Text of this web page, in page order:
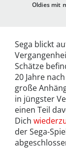
Oldies mit
Sega blickt
Schätze
20 Jahre
große
in jüngster
einen Teil
Dich
der Sega-